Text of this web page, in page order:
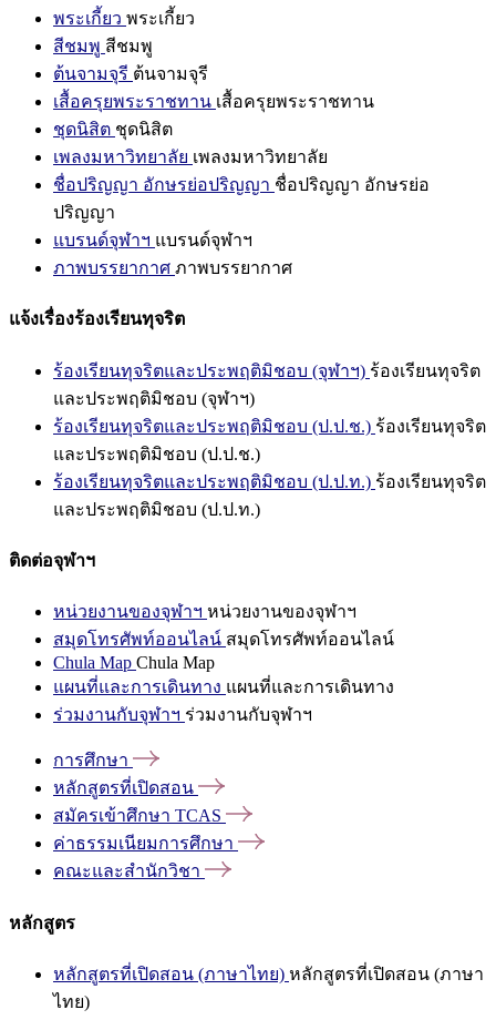
พระเกี้ยว พระเกี้ยว
สีชมพู สีชมพู
ต้นจามจุรี ต้นจามจุรี
เสื้อครุยพระราชทาน เสื้อครุยพระราชทาน
ชุดนิสิต ชุดนิสิต
เพลงมหาวิทยาลัย เพลงมหาวิทยาลัย
ชื่อปริญญา อักษรย่อปริญญา ชื่อปริญญา อักษรย่อ
ปริญญา
แบรนด์จุฬาฯ แบรนด์จุฬาฯ
ภาพบรรยากาศ ภาพบรรยากาศ
แจ้งเรื่องร้องเรียนทุจริต
ร้องเรียนทุจริตและประพฤติมิชอบ (จุฬาฯ) ร้องเรียนทุจริต
และประพฤติมิชอบ (จุฬาฯ)
ร้องเรียนทุจริตและประพฤติมิชอบ (ป.ป.ช.) ร้องเรียนทุจริต
และประพฤติมิชอบ (ป.ป.ช.)
ร้องเรียนทุจริตและประพฤติมิชอบ (ป.ป.ท.) ร้องเรียนทุจริต
และประพฤติมิชอบ (ป.ป.ท.)
ติดต่อจุฬาฯ
หน่วยงานของจุฬาฯ หน่วยงานของจุฬาฯ
สมุดโทรศัพท์ออนไลน์ สมุดโทรศัพท์ออนไลน์
Chula Map Chula Map
แผนที่และการเดินทาง แผนที่และการเดินทาง
ร่วมงานกับจุฬาฯ ร่วมงานกับจุฬาฯ
การศึกษา
หลักสูตรที่เปิดสอน
สมัครเข้าศึกษา TCAS
ค่าธรรมเนียมการศึกษา
คณะและสำนักวิชา
หลักสูตร
หลักสูตรที่เปิดสอน (ภาษาไทย) หลักสูตรที่เปิดสอน (ภาษา
ไทย)